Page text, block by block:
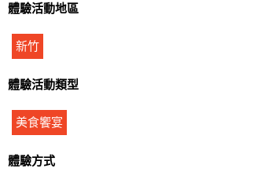
體驗活動地區
新竹
體驗活動類型
美食饗宴
體驗方式